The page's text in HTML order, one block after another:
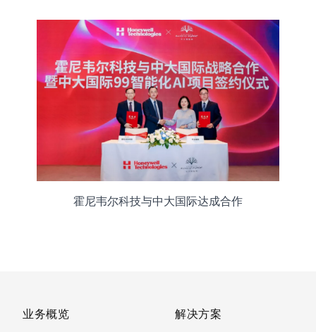
霍尼韦尔科技与中大国际达成合作
业务概览
解决方案